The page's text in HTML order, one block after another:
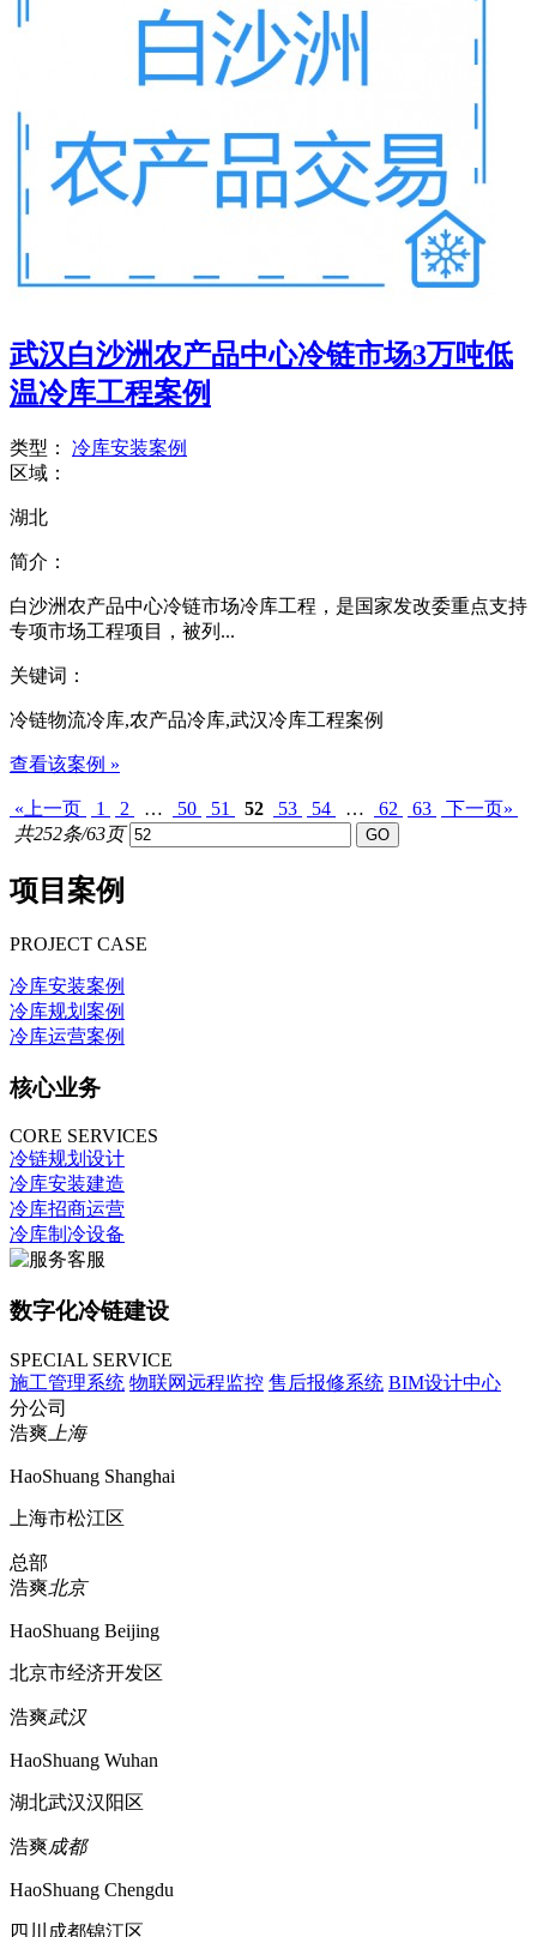
武汉白沙洲农产品中心冷链市场3万吨低
温冷库工程案例
类型：
冷库安装案例
区域：
湖北
简介：
白沙洲农产品中心冷链市场冷库工程，是国家发改委重点支持
专项市场工程项目，被列...
关键词：
冷链物流冷库,农产品冷库,武汉冷库工程案例
查看该案例 »
«上一页 1 2 … 50 51 52 53 54 … 62 63
下一页»
共252条/63页
项目案例
PROJECT CASE
冷库安装案例
冷库规划案例
冷库运营案例
核心业务
CORE SERVICES
冷链规划设计
冷库安装建造
冷库招商运营
冷库制冷设备
数字化冷链建设
SPECIAL SERVICE
施工管理系统 物联网远程监控 售后报修系统 BIM设计中心
分公司
浩爽 上海
HaoShuang Shanghai
上海市松江区
总部
浩爽北京
HaoShuang Beijing
北京市经济开发区
浩爽武汉
HaoShuang Wuhan
湖北武汉汉阳区
浩爽成都
HaoShuang Chengdu
四川成都锦江区